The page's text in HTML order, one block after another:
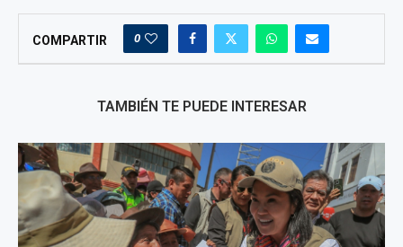
COMPARTIR 0
TAMBIÉN TE PUEDE INTERESAR